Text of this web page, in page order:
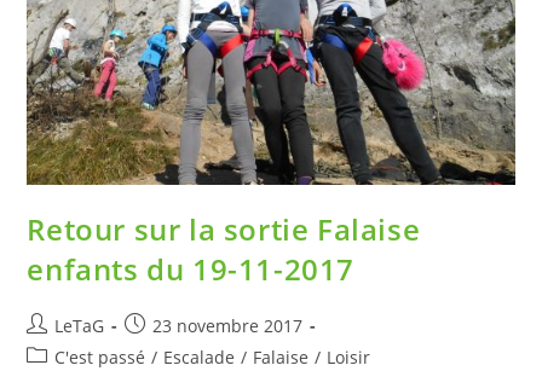
Retour sur la sortie Falaise
enfants du 19-11-2017
LeTaG
23 novembre 2017
C'est passé / Escalade / Falaise / Loisir